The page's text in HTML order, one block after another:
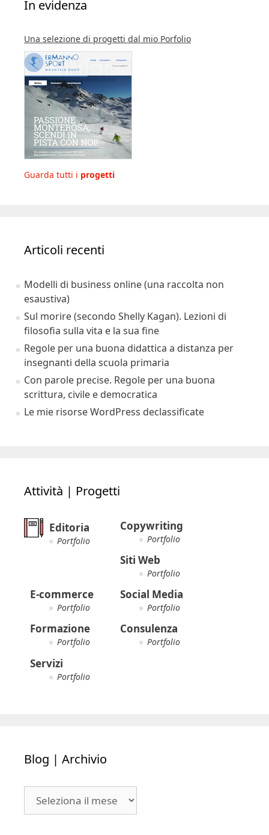
In evidenza
Una selezione di progetti dal mio Porfolio
Guarda tutti i progetti
Articoli recenti
Modelli di business online (una raccolta non
esaustiva)
Sul morire (secondo Shelly Kagan). Lezioni di
filosofia sulla vita e la sua fine
Regole per una buona didattica a distanza per
insegnanti della scuola primaria
Con parole precise. Regole per una buona
scrittura, civile e democratica
Le mie risorse WordPress declassificate
Attività | Progetti
Editoria
Portfolio
Copywriting
Portfolio
Siti Web
Portfolio
E-commerce
Portfolio
Social Media
Portfolio
Formazione
Portfolio
Consulenza
Portfolio
Servizi
Portfolio
Blog | Archivio